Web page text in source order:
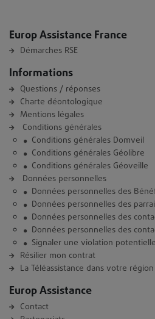
Europ Assistance France
Démarches RSE
Informations
Questions / réponses
Charte déontologique
Mentions légales
Conditions générales
Conditions générales Domveil
Conditions générales Géolibre
Conditions générales Géoveille
Données personnelles
Données personnelles des
Données personnelles des
Données personnelles des
Données personnelles des
Signaler une violation
Résilier mon contrat
La Téléassistance dans votre région
Europ Assistance
Contact